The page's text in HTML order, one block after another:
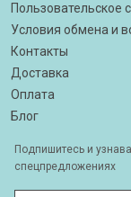
Пользовательское
Условия обмена и
Контакты
Доставка
Оплата
Блог
Подпишитесь и
спецпредложениях